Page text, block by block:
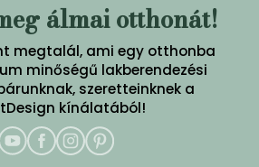
álmai otthonát!
megtalál, ami egy otthonba
minőségű lakberendezési
szeretteinknek a
kínálatából!